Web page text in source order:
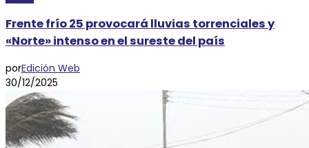
Frente frío 25 provocará lluvias torrenciales y
«Norte» intenso en el sureste del país
porEdición Web
30/12/2025